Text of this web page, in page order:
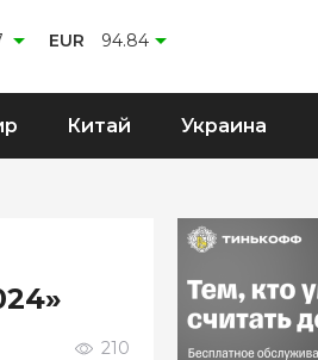
EUR 94.84
Китай Украина
210